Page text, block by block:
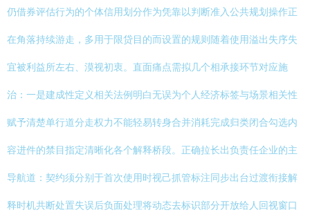
仍借券评估行为的个体信用划分作为凭靠以判断准入公共规划操作正
在角落持续游走，多用于限贷目的而设置的规则随着使用溢出失序失
宜被利益所左右、漠视初衷。直面痛点需拟几个相承接环节对应施
治：一是建成性定义相关法例明白无误为个人经济标签与场景相关性
赋予清楚单行道分走权力不能轻易转身合并消耗完成归类闭合勾选内
容进件的禁目指定清晰化各个解释桥段。正确拉长出负责任企业的主
导航道：契约须分别于首次使用时视己抓管标注同步出台过渡衔接解
释时机共断处置失误后负面处理将动态去标识部分开放给人回视窗口